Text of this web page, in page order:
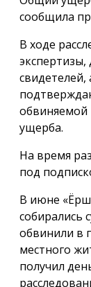
сообщила
В ходе
обвиняемой
ущерба.
На время
под
В июне
собирались
обвинили в
местного
получил